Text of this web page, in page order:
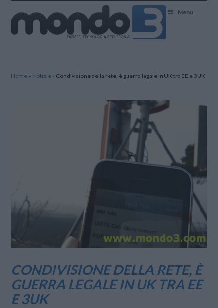
Menu
Home » Notizie » Condivisione della rete, è guerra legale in UK tra EE e 3UK
CONDIVISIONE DELLA RETE, È
GUERRA LEGALE IN UK TRA EE
E 3UK